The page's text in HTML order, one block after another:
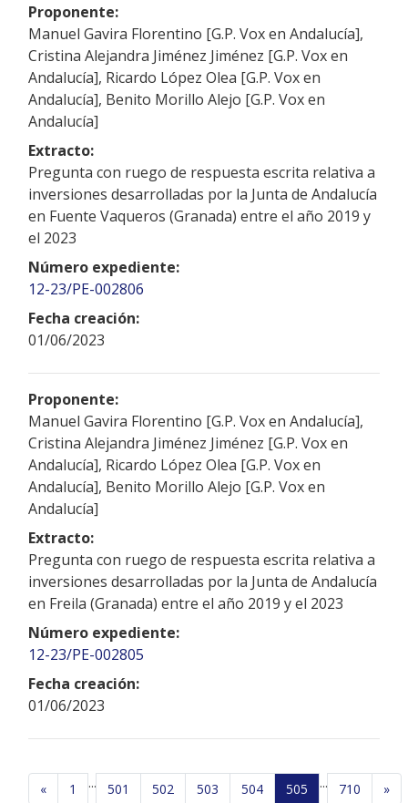
Proponente:
Manuel Gavira Florentino [G.P. Vox en Andalucía],
Cristina Alejandra Jiménez Jiménez [G.P. Vox en
Andalucía], Ricardo López Olea [G.P. Vox en
Andalucía], Benito Morillo Alejo [G.P. Vox en
Andalucía]
Extracto:
Pregunta con ruego de respuesta escrita relativa a
inversiones desarrolladas por la Junta de Andalucía
en Fuente Vaqueros (Granada) entre el año 2019 y
el 2023
Número expediente:
12-23/PE-002806
Fecha creación:
01/06/2023
Proponente:
Manuel Gavira Florentino [G.P. Vox en Andalucía],
Cristina Alejandra Jiménez Jiménez [G.P. Vox en
Andalucía], Ricardo López Olea [G.P. Vox en
Andalucía], Benito Morillo Alejo [G.P. Vox en
Andalucía]
Extracto:
Pregunta con ruego de respuesta escrita relativa a
inversiones desarrolladas por la Junta de Andalucía
en Freila (Granada) entre el año 2019 y el 2023
Número expediente:
12-23/PE-002805
Fecha creación:
01/06/2023
« 1 ... 501 502 503 504 505 ... 710 »